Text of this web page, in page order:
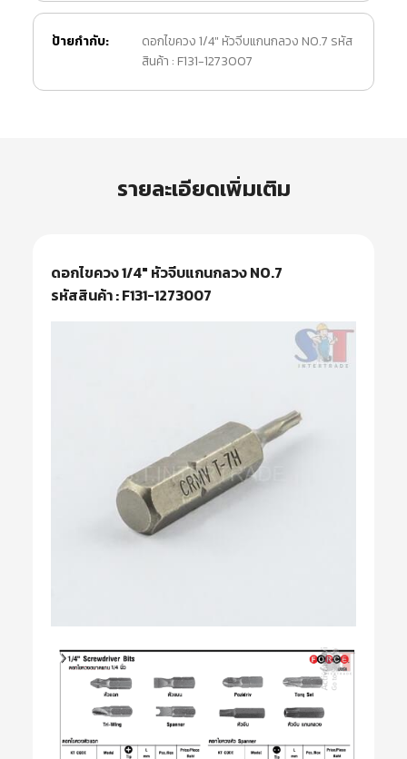
ป้ายกำกับ:
ดอกไขควง 1/4" หัวจีบแกนกลวง NO.7 รหัส
สินค้า : F131-1273007
รายละเอียดเพิ่มเติม
ดอกไขควง 1/4″ หัวจีบแกนกลวง NO.7
รหัสสินค้า : F131-1273007